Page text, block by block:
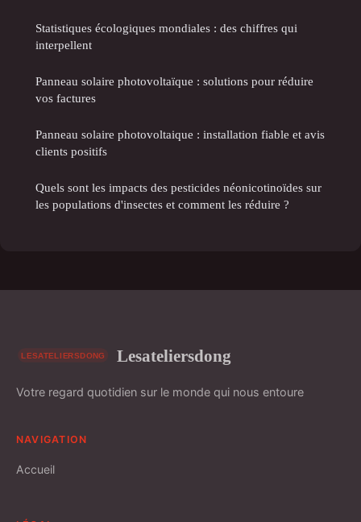
Statistiques écologiques mondiales : des chiffres qui
interpellent
Panneau solaire photovoltaïque : solutions pour réduire
vos factures
Panneau solaire photovoltaique : installation fiable et avis
clients positifs
Quels sont les impacts des pesticides néonicotinoïdes sur
les populations d'insectes et comment les réduire ?
Lesateliersdong
Votre regard quotidien sur le monde qui nous entoure
NAVIGATION
Accueil